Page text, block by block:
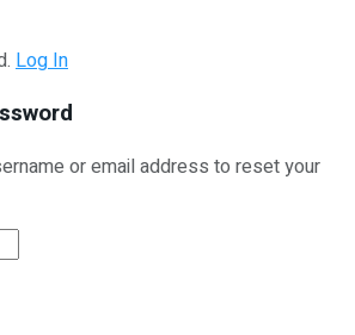
Log In
or email address to reset your